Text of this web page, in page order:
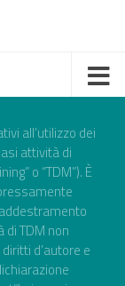
all’utilizzo dei
attività di
o “TDM”). È
di TDM non
d’autore e